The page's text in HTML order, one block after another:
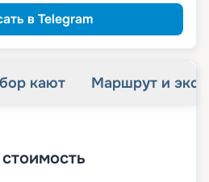
в Telegram
кают Маршрут и